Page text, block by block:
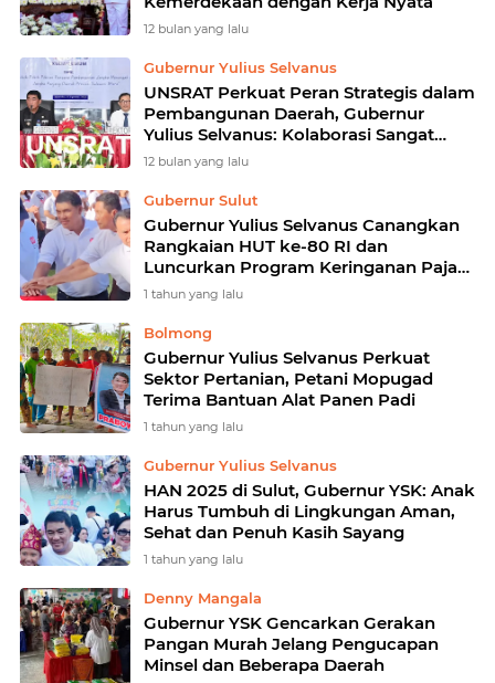
12 bulan yang lalu
Gubernur Yulius Selvanus
UNSRAT Perkuat Peran Strategis dalam
Pembangunan Daerah, Gubernur
Yulius Selvanus: Kolaborasi Sangat
Penting Untuk Kemajuan Sulut
12 bulan yang lalu
Gubernur Sulut
Gubernur Yulius Selvanus Canangkan
Rangkaian HUT ke-80 RI dan
Luncurkan Program Keringanan Pajak
Merah Putih
1 tahun yang lalu
Bolmong
Gubernur Yulius Selvanus Perkuat
Sektor Pertanian, Petani Mopugad
Terima Bantuan Alat Panen Padi
1 tahun yang lalu
Gubernur Yulius Selvanus
HAN 2025 di Sulut, Gubernur YSK: Anak
Harus Tumbuh di Lingkungan Aman,
Sehat dan Penuh Kasih Sayang
1 tahun yang lalu
Denny Mangala
Gubernur YSK Gencarkan Gerakan
Pangan Murah Jelang Pengucapan
Minsel dan Beberapa Daerah